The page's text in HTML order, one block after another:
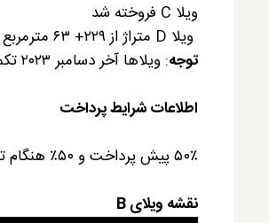
ویلا
فروخته شد
ویلا
متراژ از ۲۲۹+ ۶۳ مترمربع تراس واقع در زمینی به مساحت ۱،۱۲۶ مترمربع (
توجه: ویلاها آخر دسامبر ۲۰۲۳ تکمیل و آماده تحویل خواهند شد.
اطلاعات شرایط پرداخت
۵۰٪ پیش پرداخت و ۵۰٪ هنگام تکمیل نهایی
نقشه ویلای B